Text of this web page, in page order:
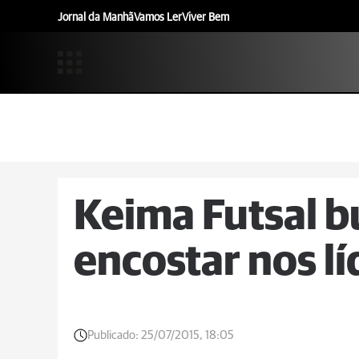
Jornal da ManhãVamos LerViver Bem
Keima Futsal
encostar nos
Publicado: 25/07/2015, 18:05